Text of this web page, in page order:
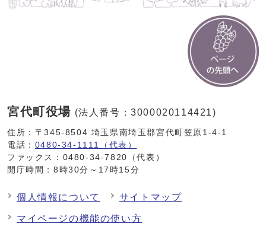
宮代町役場 (法人番号：3000020114421)
住所：〒345-8504 埼玉県南埼玉郡宮代町笠原1-4-1
電話： 0480-34-1111（代表）
ファックス：0480-34-7820（代表）
開庁時間：8時30分～17時15分
個人情報について サイトマップ
マイページの機能の使い方